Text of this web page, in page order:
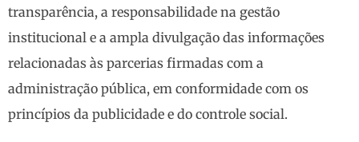
transparência, a responsabilidade na gestão
institucional e a ampla divulgação das informações
relacionadas às parcerias firmadas com a
administração pública, em conformidade com os
princípios da publicidade e do controle social.